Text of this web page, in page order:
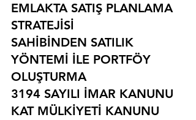
EMLAKTA SATIŞ PLANLAMA
STRATEJİSİ
SAHİBİNDEN SATILIK
YÖNTEMİ İLE PORTFÖY
OLUŞTURMA
3194 SAYILI İMAR KANUNU
KAT MÜLKİYETİ KANUNU